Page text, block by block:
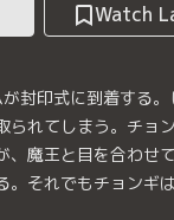
Watch
封印式に到着する。
られてしまう。チョ
、魔王と目を合わせ
。それでもチョンギ